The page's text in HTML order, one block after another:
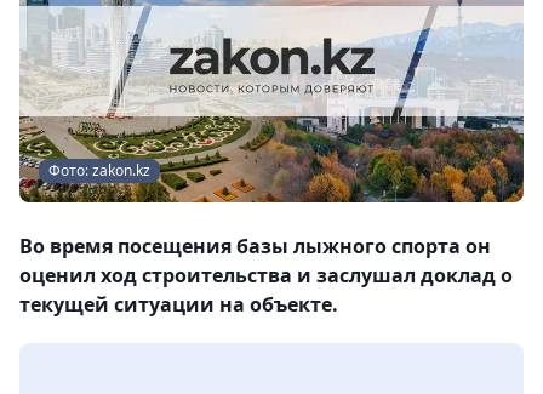
Фото: zakon.kz
Во время посещения базы лыжного спорта он
оценил ход строительства и заслушал доклад о
текущей ситуации на объекте.